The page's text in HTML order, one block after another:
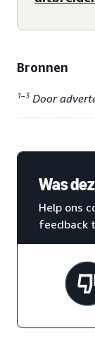
Bronnen
1–3 Door
Was
Help ons
feedback